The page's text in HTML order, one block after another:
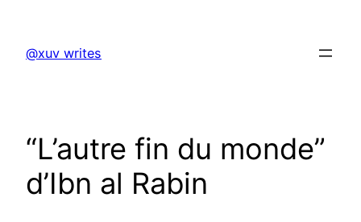
content
@xuv writes
“L’autre fin du monde”
d’Ibn al Rabin